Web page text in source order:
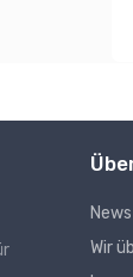
News
Wir